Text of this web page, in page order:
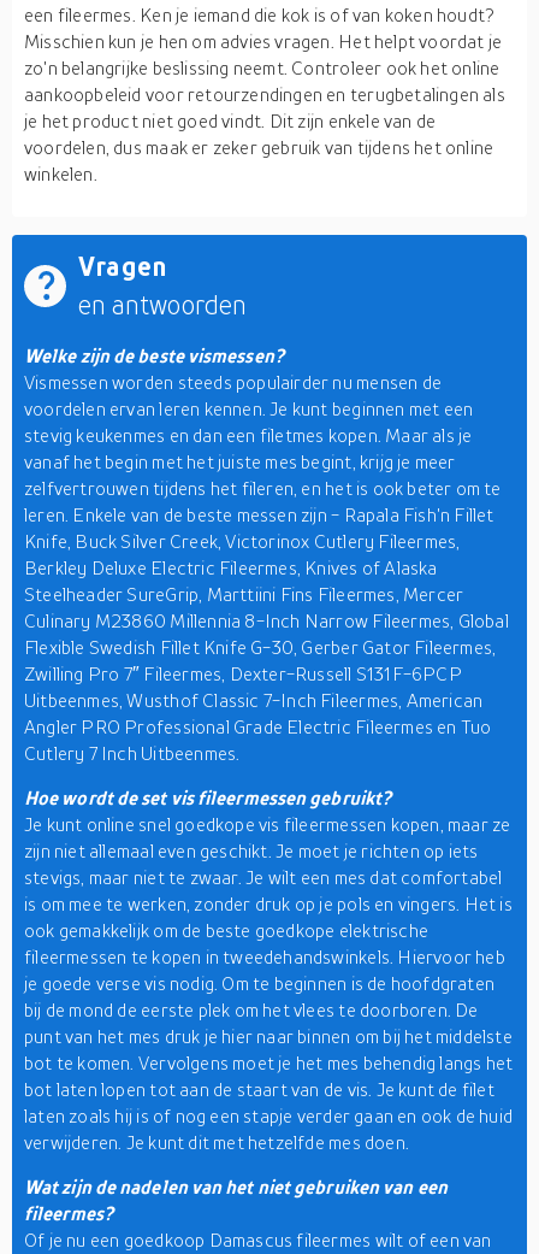
een fileermes. Ken je iemand die kok is of van koken houdt?
Misschien kun je hen om advies vragen. Het helpt voordat je
zo'n belangrijke beslissing neemt. Controleer ook het online
aankoopbeleid voor retourzendingen en terugbetalingen als
je het product niet goed vindt. Dit zijn enkele van de
voordelen, dus maak er zeker gebruik van tijdens het online
winkelen.
Vragen
en antwoorden
Welke zijn de beste vismessen?
Vismessen worden steeds populairder nu mensen de
voordelen ervan leren kennen. Je kunt beginnen met een
stevig keukenmes en dan een filetmes kopen. Maar als je
vanaf het begin met het juiste mes begint, krijg je meer
zelfvertrouwen tijdens het fileren, en het is ook beter om te
leren. Enkele van de beste messen zijn - Rapala Fish'n Fillet
Knife, Buck Silver Creek, Victorinox Cutlery Fileermes,
Berkley Deluxe Electric Fileermes, Knives of Alaska
Steelheader SureGrip, Marttiini Fins Fileermes, Mercer
Culinary M23860 Millennia 8-Inch Narrow Fileermes, Global
Flexible Swedish Fillet Knife G-30, Gerber Gator Fileermes,
Zwilling Pro 7″ Fileermes, Dexter-Russell S131F-6PCP
Uitbeenmes, Wusthof Classic 7-Inch Fileermes, American
Angler PRO Professional Grade Electric Fileermes en Tuo
Cutlery 7 Inch Uitbeenmes.
Hoe wordt de set vis fileermessen gebruikt?
Je kunt online snel goedkope vis fileermessen kopen, maar ze
zijn niet allemaal even geschikt. Je moet je richten op iets
stevigs, maar niet te zwaar. Je wilt een mes dat comfortabel
is om mee te werken, zonder druk op je pols en vingers. Het is
ook gemakkelijk om de beste goedkope elektrische
fileermessen te kopen in tweedehandswinkels. Hiervoor heb
je goede verse vis nodig. Om te beginnen is de hoofdgraten
bij de mond de eerste plek om het vlees te doorboren. De
punt van het mes druk je hier naar binnen om bij het middelste
bot te komen. Vervolgens moet je het mes behendig langs het
bot laten lopen tot aan de staart van de vis. Je kunt de filet
laten zoals hij is of nog een stapje verder gaan en ook de huid
verwijderen. Je kunt dit met hetzelfde mes doen.
Wat zijn de nadelen van het niet gebruiken van een
fileermes?
Of je nu een goedkoop Damascus fileermes wilt of een van